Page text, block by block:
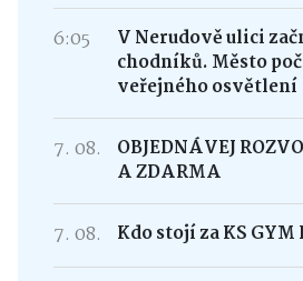
6:05
V Nerudově ulici
chodníků. Město
veřejného osvětlení
7. 08.
OBJEDNÁVEJ
A ZDARMA
7. 08. Kdo stojí za KS GYM